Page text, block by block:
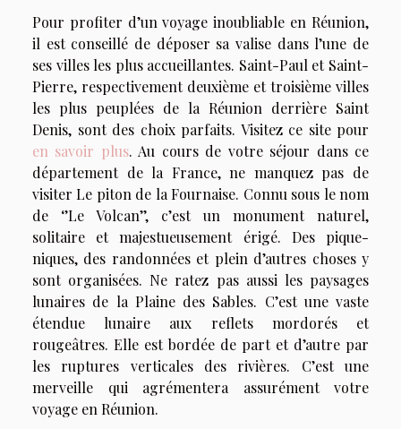
Pour profiter d’un voyage inoubliable en Réunion,
il est conseillé de déposer sa valise dans l’une de
ses villes les plus accueillantes. Saint-Paul et Saint-
Pierre, respectivement deuxième et troisième villes
les plus peuplées de la Réunion derrière Saint
Denis, sont des choix parfaits. Visitez ce site pour
en savoir plus. Au cours de votre séjour dans ce
département de la France, ne manquez pas de
visiter Le piton de la Fournaise. Connu sous le nom
de ‘’Le Volcan’’, c’est un monument naturel,
solitaire et majestueusement érigé. Des pique-
niques, des randonnées et plein d’autres choses y
sont organisées. Ne ratez pas aussi les paysages
lunaires de la Plaine des Sables. C’est une vaste
étendue lunaire aux reflets mordorés et
rougeâtres. Elle est bordée de part et d’autre par
les ruptures verticales des rivières. C’est une
merveille qui agrémentera assurément votre
voyage en Réunion.